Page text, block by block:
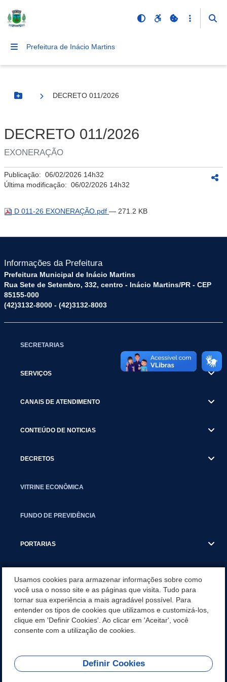
Prefeitura de Inácio Martins
Botão Menu
DECRETO 011/2026
DECRETO 011/2026
EXONERAÇÃO
Publicação: 06/02/2026 14h32
Última modificação: 06/02/2026 14h32
D 011-26 EXONERAÇÃO.pdf — 271.2 KB
Informações da Prefeitura
Prefeitura Municipal de Inácio Martins
Rua Sete de Setembro, 332, centro - Inácio Martins/PR - CEP
85155-000
(42)3132-8000 - (42)3132-8003
SECRETARIAS
SERVIÇOS
CANAIS DE ATENDIMENTO
CONTEÚDO DE NOTICIAS
DECRETOS
VITRINE ECONÔMICA
FUNDO DE PREVIDÊNCIA
PORTARIAS
CONCURSO/PSS/CONVOCAÇÃO
INCENTIVOS PÚBLICOS À PROJETOS CULTURAIS - INÁCIO
MARTINS PR
REDES SOCIAIS
Usamos cookies para armazenar informações sobre como
você usa o nosso site e as páginas que visita. Tudo para
tornar sua experiência a mais agradável possível. Para
entender os tipos de cookies que utilizamos e customizá-los,
clique em 'Definir Cookies'. Ao clicar em 'Aceitar', você
consente com a utilização de cookies.
Definir Cookies